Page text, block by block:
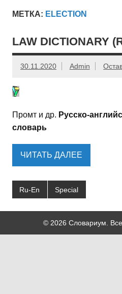
МЕТКА: ELECTION
LAW DICTIONARY
30.11.2020 Admin
Промт и др. Русско-
словарь
ЧИТАТЬ ДАЛЕЕ
Ru-En Special
© 2026 Словариум.